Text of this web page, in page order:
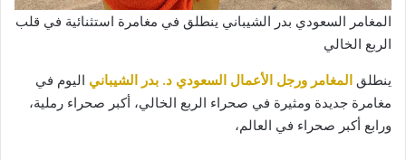
المغامر السعودي بدر الشيباني ينطلق في مغامرة استثنائية في قلب
الربع الخالي
ينطلق المغامر ورجل الأعمال السعودي د. بدر الشيباني اليوم في
مغامرة جديدة ومثيرة في صحراء الربع الخالي، أكبر صحراء رملية،
ورابع أكبر صحراء في العالم،